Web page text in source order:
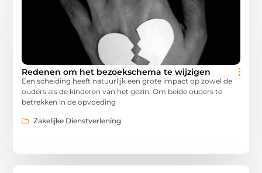
Redenen om het bezoekschema te wijzigen
Een scheiding heeft natuurlijk een grote impact op zowel de
ouders als de kinderen van het gezin. Om beide ouders te
betrekken in de opvoeding
Zakelijke Dienstverlening